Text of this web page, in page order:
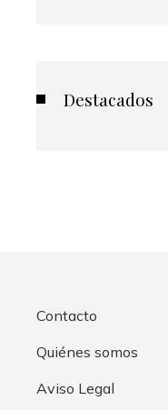
Destacados
Contacto
Quiénes somos
Aviso Legal